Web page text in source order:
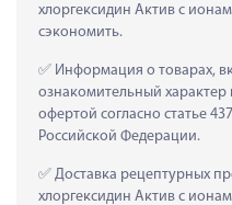
хлоргексидин Актив с
сэкономить.
Информация о товарах,
ознакомительный характер
офертой согласно статье
Российской Федерации.
Доставка рецептурных
хлоргексидин Актив с